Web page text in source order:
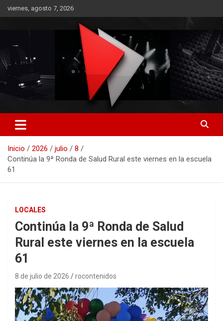
Saltar
al
viernes, agosto 7, 2026
RO CONTENIDOS
Inicio 2026 julio
8
Continúa la 9ª Ronda de Salud Rural este viernes en la escuela
61
LOCALES
Continúa la 9ª Ronda de Salud
Rural este viernes en la escuela
61
8 de julio de 2026 rocontenidos